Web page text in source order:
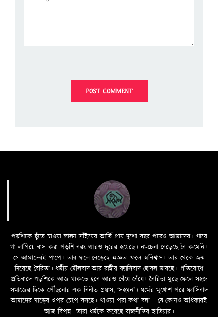
পড়শিকে ছুঁতে চাওয়া লালন সাঁইয়ের আর্তি প্রায় দুশো বছর পরেও আমাদের। গায়ে
গা লাগিয়ে বাস করা পড়শি বরং আরও দুরের হয়েছে। না-চেনা বেড়েছে বৈ কমেনি।
সে আমাদেরই পাপে। তার ফলে বেড়েছে অজ্ঞতা ফলে অবিশ্বাস। তার থেকে জন্ম
নিয়েছে বৈরিতা। ধর্মীয় মৌলবাদ আর রাষ্ট্রীয় ফ্যাসিবাদ ছোবল মারছে। প্রতিরোধে
প্রতিবাদে পড়শিকে আজ থাকতে হবে আরও বেঁধে বেঁধে। বৈরিতা মুছে ফেলে সহজ
সমাজের দিকে পৌঁছনোর এক বিনীত প্রয়াস, ‘সহমন’। ধর্মের মুখোশ পরে ফ্যাসিবাদ
আমাদের ঘাড়ের ওপর চেপে বসছে। খাওয়া পরা কথা বলা—­­ যে কোনও অধিকারই
আজ বিপন্ন। তারা ধর্মকে করেছে রাজনীতির হাতিয়ার।